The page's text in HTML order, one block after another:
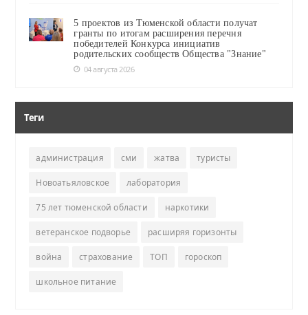
5 проектов из Тюменской области получат
гранты по итогам расширения перечня
победителей Конкурса инициатив
родительских сообществ Общества "Знание"
04 августа 2026
Теги
администрация сми жатва туристы
Новоатьяловское лаборатория
75 лет тюменской области наркотики
ветеранское подворье расширяя горизонты
война страхование ТОП гороскоп
школьное питание